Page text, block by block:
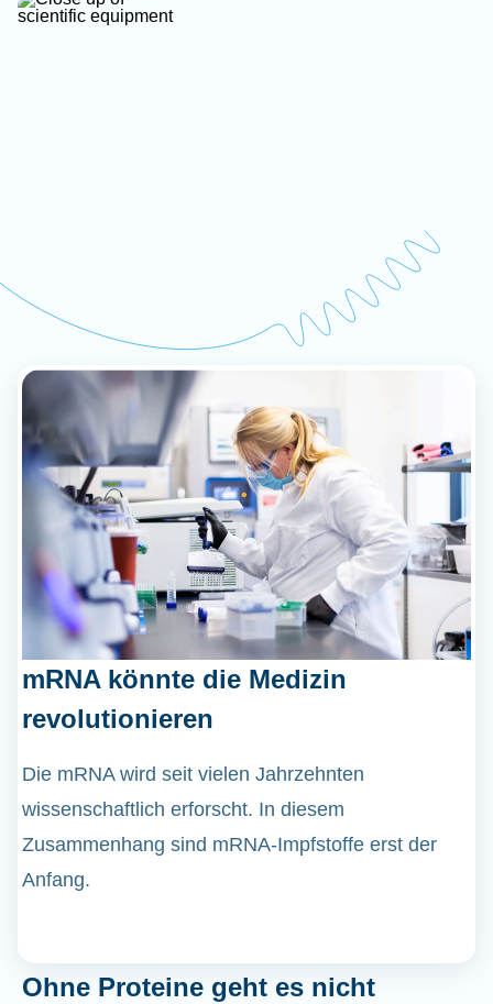
mRNA könnte die Medizin
revolutionieren
Die mRNA wird seit vielen Jahrzehnten
wissenschaftlich erforscht. In diesem
Zusammenhang sind mRNA-Impfstoffe erst der
Anfang.
Ohne Proteine geht es nicht